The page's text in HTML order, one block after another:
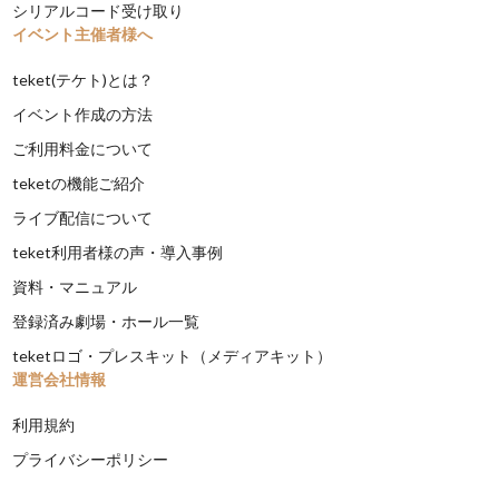
シリアルコード受け取り
イベント主催者様へ
teket(テケト)とは？
イベント作成の方法
ご利用料金について
teketの機能ご紹介
ライブ配信について
teket利用者様の声・導入事例
資料・マニュアル
登録済み劇場・ホール一覧
teketロゴ・プレスキット（メディアキット）
運営会社情報
利用規約
プライバシーポリシー